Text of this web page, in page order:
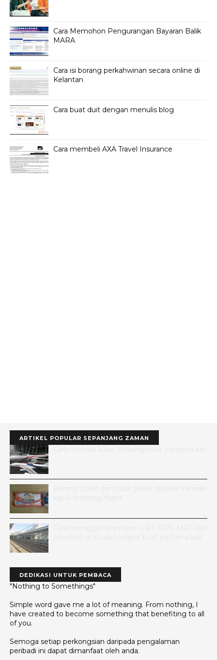
Cara Memohon Pengurangan Bayaran Balik
MARA
Cara isi borang perkahwinan secara online di
Kelantan
Cara buat duit dengan menulis blog
Cara membeli AXA Travel Insurance
ARTIKEL POPULAR SEPANJANG ZAMAN
DEDIKASI UNTUK PEMBACA
"Nothing to Somethings"
Simple word gave me a lot of meaning. From nothing, I
have created to become something that benefiting to all
of you.
Semoga setiap perkongsian daripada pengalaman
peribadi ini dapat dimanfaat oleh anda.